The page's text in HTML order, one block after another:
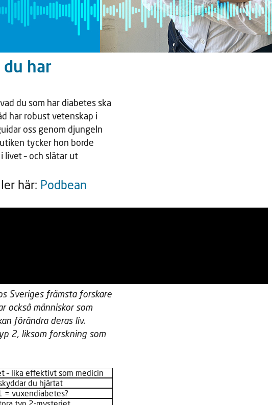
du har
du som har diabetes ska
har robust vetenskap i
oss genom djungeln
tycker hon borde
livet – och slätar ut
här: Podbean
Sveriges främsta forskare
också människor som
förändra deras liv.
2, liksom forskning som
– lika effektivt som medicin
du hjärtat
= vuxendiabetes?